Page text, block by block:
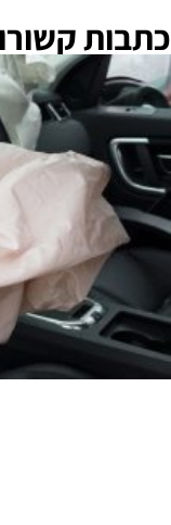
כתבות